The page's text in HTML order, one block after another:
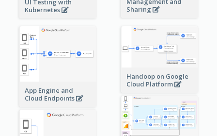
Sharing
Kubernetes
App Engine and
Cloud Endpoints
Handoop on Google
Cloud Platform